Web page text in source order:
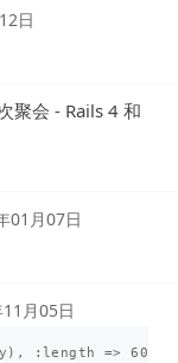
日
聚会 - Rails 4 和
01月07日
月05日